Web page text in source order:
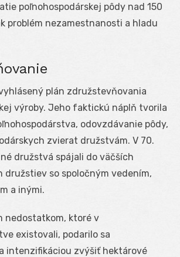
poľnohospodárskej pôdy nad 150
problém nezamestnanosti a hladu
plán združstevňovania
výroby. Jeho faktickú náplň tvorila
odovzdávanie pôdy,
zvierat družstvám. V 70.
družstvá spájali do väčších
družstiev so spoločným vedením,
a inými.
nedostatkom, ktoré v
existovali, podarilo sa
intenzifikáciou zvýšiť hektárové